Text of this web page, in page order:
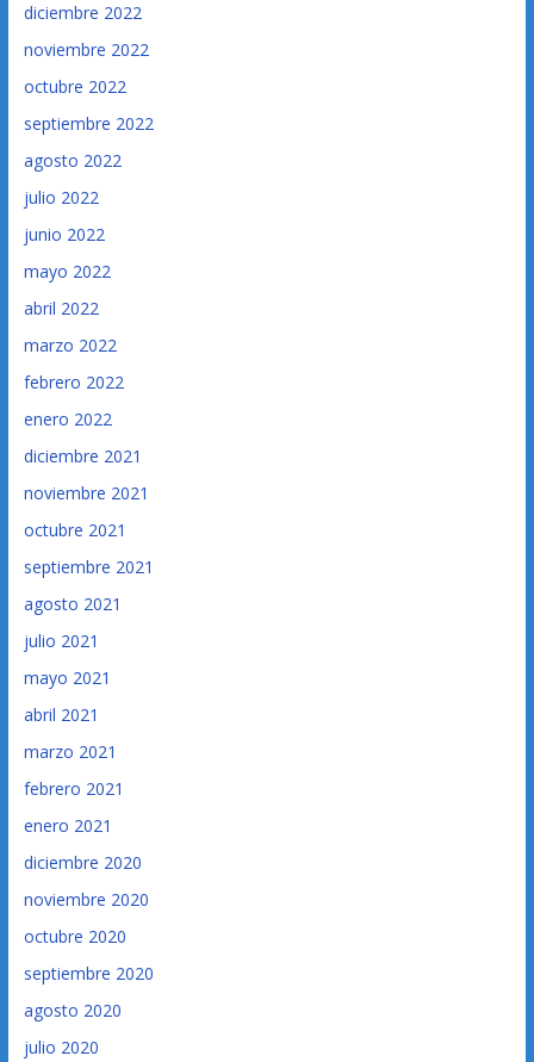
diciembre 2022
noviembre 2022
octubre 2022
septiembre 2022
agosto 2022
julio 2022
junio 2022
mayo 2022
abril 2022
marzo 2022
febrero 2022
enero 2022
diciembre 2021
noviembre 2021
octubre 2021
septiembre 2021
agosto 2021
julio 2021
mayo 2021
abril 2021
marzo 2021
febrero 2021
enero 2021
diciembre 2020
noviembre 2020
octubre 2020
septiembre 2020
agosto 2020
julio 2020